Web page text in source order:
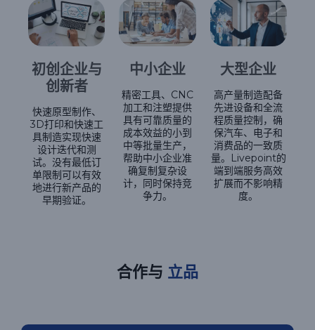
初创企业与
创新者
快速原型制作、
3D打印和快速工
具制造实现快速
设计迭代和测
试。没有最低订
单限制可以有效
地进行新产品的
早期验证。
中小企业
精密工具、CNC
加工和注塑提供
具有可靠质量的
成本效益的小到
中等批量生产，
帮助中小企业准
确复制复杂设
计，同时保持竞
争力。
大型企业
高产量制造配备
先进设备和全流
程质量控制，确
保汽车、电子和
消费品的一致质
量。Livepoint的
端到端服务高效
扩展而不影响精
度。
合作与 立品